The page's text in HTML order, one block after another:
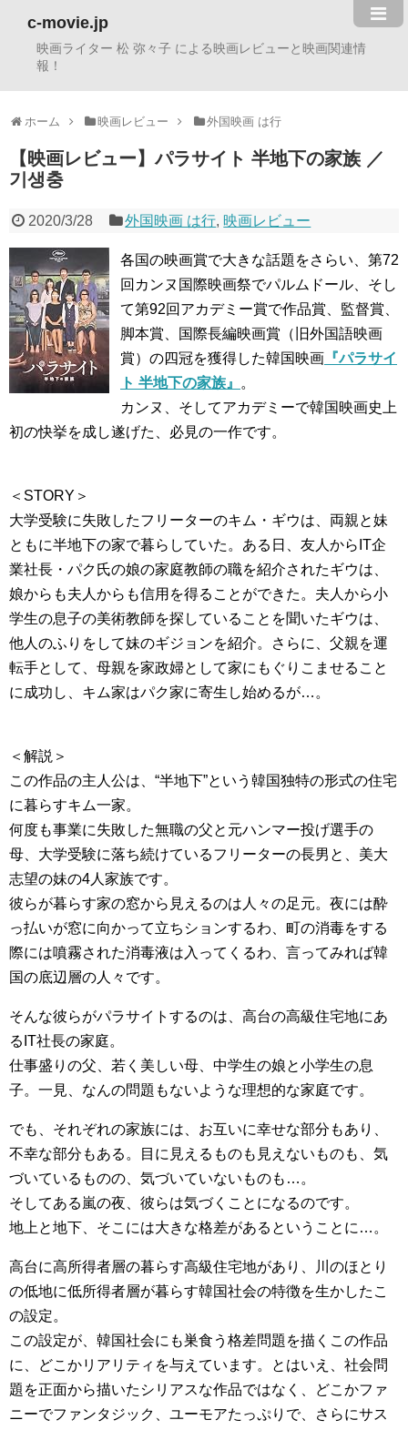
c-movie.jp
映画ライター 松 弥々子 による映画レビューと映画関連情
報！
ホーム 映画レビュー 外国映画 は行
【映画レビュー】パラサイト 半地下の家族 ／
기생충
2020/3/28 外国映画 は行, 映画レビュー
各国の映画賞で大きな話題をさらい、第72
回カンヌ国際映画祭でパルムドール、そし
て第92回アカデミー賞で作品賞、監督賞、
脚本賞、国際長編映画賞（旧外国語映画
賞）の四冠を獲得した韓国映画 『パラサイ
ト 半地下の家族』
。
カンヌ、そしてアカデミーで韓国映画史上
初の快挙を成し遂げた、必見の一作です。
＜STORY＞
大学受験に失敗したフリーターのキム・ギウは、両親と妹
ともに半地下の家で暮らしていた。ある日、友人からIT企
業社長・パク氏の娘の家庭教師の職を紹介されたギウは、
娘からも夫人からも信用を得ることができた。夫人から小
学生の息子の美術教師を探していることを聞いたギウは、
他人のふりをして妹のギジョンを紹介。さらに、父親を運
転手として、母親を家政婦として家にもぐりこませること
に成功し、キム家はパク家に寄生し始めるが…。
＜解説＞
この作品の主人公は、“半地下”という韓国独特の形式の住宅
に暮らすキム一家。
何度も事業に失敗した無職の父と元ハンマー投げ選手の
母、大学受験に落ち続けているフリーターの長男と、美大
志望の妹の4人家族です。
彼らが暮らす家の窓から見えるのは人々の足元。夜には酔
っ払いが窓に向かって立ちションするわ、町の消毒をする
際には噴霧された消毒液は入ってくるわ、言ってみれば韓
国の底辺層の人々です。
そんな彼らがパラサイトするのは、高台の高級住宅地にあ
るIT社長の家庭。
仕事盛りの父、若く美しい母、中学生の娘と小学生の息
子。一見、なんの問題もないような理想的な家庭です。
でも、それぞれの家族には、お互いに幸せな部分もあり、
不幸な部分もある。目に見えるものも見えないものも、気
づいているものの、気づいていないものも…。
そしてある嵐の夜、彼らは気づくことになるのです。
地上と地下、そこには大きな格差があるということに…。
高台に高所得者層の暮らす高級住宅地があり、川のほとり
の低地に低所得者層が暮らす韓国社会の特徴を生かしたこ
の設定。
この設定が、韓国社会にも巣食う格差問題を描くこの作品
に、どこかリアリティを与えています。とはいえ、社会問
題を正面から描いたシリアスな作品ではなく、どこかファ
ニーでファンタジック、ユーモアたっぷりで、さらにサス